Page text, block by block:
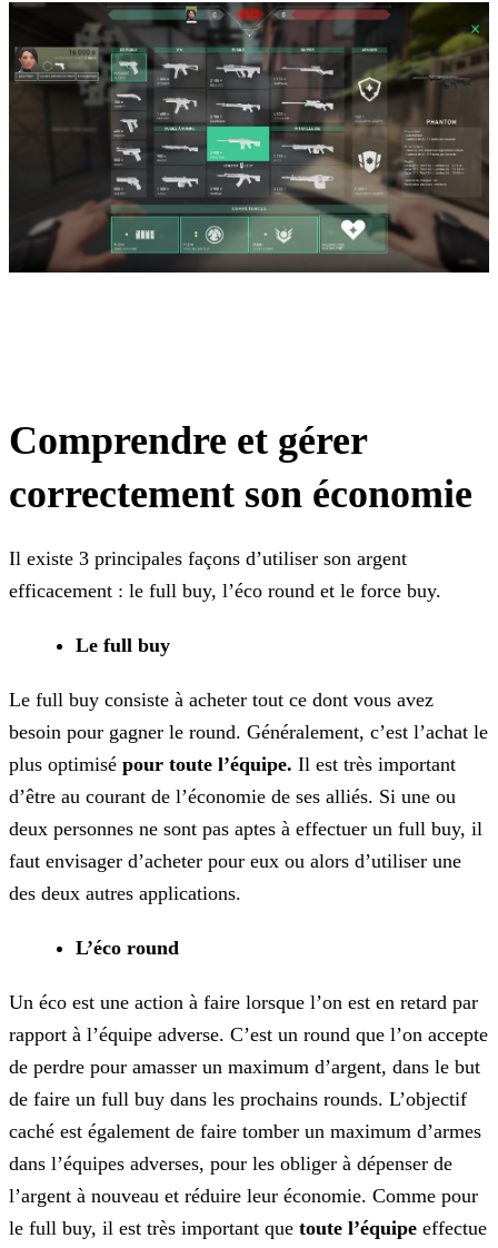
Comprendre et gérer
correctement son économie
Il existe 3 principales façons d’utiliser son argent
efficacement : le full buy, l’éco round et le force buy.
Le full buy
Le full buy consiste à acheter tout ce dont vous avez
besoin pour gagner le round. Généralement, c’est l’achat le
plus optimisé pour toute l’équipe. Il est très important
d’être au courant de l’économie de ses alliés. Si une ou
deux personnes ne sont pas aptes à effectuer un full buy, il
faut envisager d’acheter pour eux ou alors d’utiliser une
des deux autres applications.
L’éco round
Un éco est une action à faire lorsque l’on est en retard par
rapport à l’équipe adverse. C’est un round que l’on accepte
de perdre pour amasser un maximum d’argent, dans le but
de faire un full buy dans les prochains rounds. L’objectif
caché est également de faire tomber un maximum d’armes
dans l’équipes adverses, pour les obliger à dépenser de
l’argent à nouveau et réduire leur économie. Comme pour
le full buy, il est très important que toute l’équipe effectue